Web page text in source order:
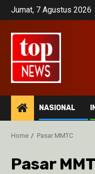
SkipJumat, 7 Agustus 2026
NASIONAL
Home Pasar MMTC
Pasar